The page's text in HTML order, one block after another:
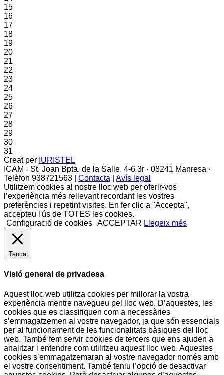
15
16
17
18
19
20
21
22
23
24
25
26
27
28
29
30
31
Creat per IURISTEL
ICAM · St. Joan Bpta. de la Salle, 4-6 3r · 08241 Manresa ·
Telèfon 938721563 | Contacta
Avís legal
Utilitzem cookies al nostre lloc web per oferir-vos
l’experiència més rellevant recordant les vostres
preferències i repetint visites. En fer clic a "Accepta",
accepteu l'ús de TOTES les cookies.
Configuració de cookies ACCEPTAR Llegeix més
Tanca
Visió general de privadesa
Aquest lloc web utilitza cookies per millorar la vostra
experiència mentre navegueu pel lloc web. D’aquestes, les
cookies que es classifiquen com a necessàries
s’emmagatzemen al vostre navegador, ja que són essencials
per al funcionament de les funcionalitats bàsiques del lloc
web. També fem servir cookies de tercers que ens ajuden a
analitzar i entendre com utilitzeu aquest lloc web. Aquestes
cookies s’emmagatzemaran al vostre navegador només amb
el vostre consentiment. També teniu l’opció de desactivar